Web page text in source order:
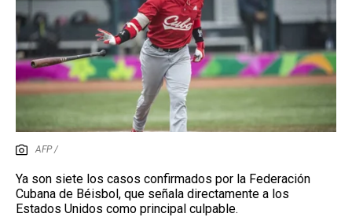
AFP /
Ya son siete los casos confirmados por la Federación
Cubana de Béisbol, que señala directamente a los
Estados Unidos como principal culpable.